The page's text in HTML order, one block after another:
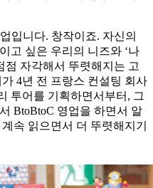
입니다. 창작이죠. 자신의
고 싶은 우리의 니즈와 ‘나
점 자각해서 뚜렷해지는 고
4년 전 프랑스 컨설팅 회사
투어를 기획하면서부터, 그
BtoBtoC 영업을 하면서 알
속 읽으면서 더 뚜렷해지기